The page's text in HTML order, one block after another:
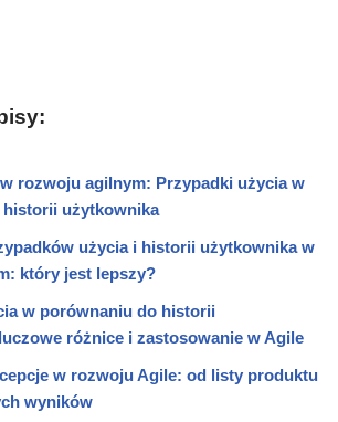
rozwoju agilnym: Przypadki użycia w
użytkownika
użycia i historii użytkownika w
który jest lepszy?
w porównaniu do historii
różnice i zastosowanie w Agile
w rozwoju Agile: od listy produktu
wyników